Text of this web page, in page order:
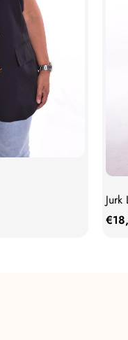
Jurk
€